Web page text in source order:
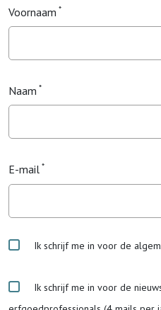
Voornaam
Naam
E-mail
Ik schrijf me in voor de
Ik schrijf me in voor de